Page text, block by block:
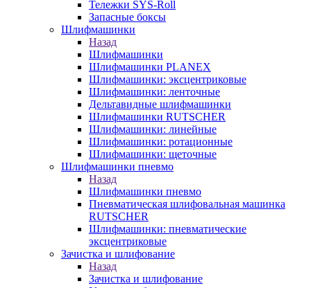
Тележки SYS-Roll
Запасные боксы
Шлифмашинки
Назад
Шлифмашинки
Шлифмашинки PLANEX
Шлифмашинки: эксцентриковые
Шлифмашинки: ленточные
Дельтавидные шлифмашинки
Шлифмашинки RUTSCHER
Шлифмашинки: линейные
Шлифмашинки: ротационные
Шлифмашинки: щеточные
Шлифмашинки пневмо
Назад
Шлифмашинки пневмо
Пневматическая шлифовальная машинка
RUTSCHER
Шлифмашинки: пневматические
эксцентриковые
Зачистка и шлифование
Назад
Зачистка и шлифование